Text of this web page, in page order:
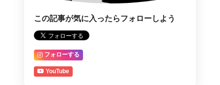
この記事が気に入ったらフォローしよう
フォローする
YouTube